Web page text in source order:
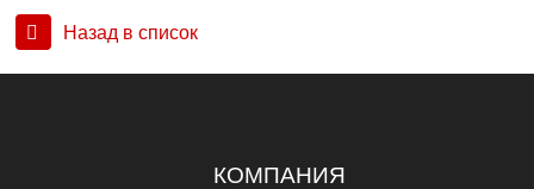
Назад в список
КОМПАНИЯ